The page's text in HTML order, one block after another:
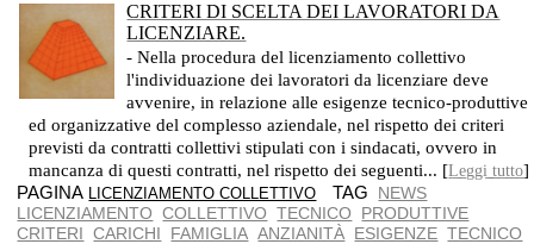
CRITERI DI SCELTA DEI LAVORATORI DA
LICENZIARE.
- Nella procedura del licenziamento collettivo
l'individuazione dei lavoratori da licenziare deve
avvenire, in relazione alle esigenze tecnico-produttive
ed organizzative del complesso aziendale, nel rispetto dei criteri
previsti da contratti collettivi stipulati con i sindacati, ovvero in
mancanza di questi contratti, nel rispetto dei seguenti... [Leggi tutto]
PAGINA LICENZIAMENTO COLLETTIVO TAG NEWS
LICENZIAMENTO COLLETTIVO TECNICO
PRODUTTIVE
CRITERI CARICHI FAMIGLIA ANZIANITÀ ESIGENZE TECNICO